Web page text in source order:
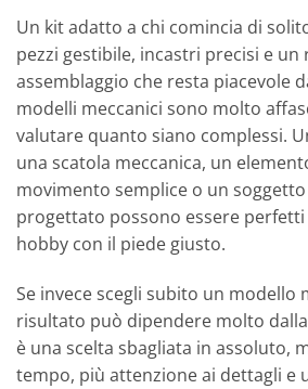
Un kit adatto a chi comincia di
pezzi gestibile, incastri precisi e un
assemblaggio che resta piacevole
modelli meccanici sono molto
valutare quanto siano complessi.
una scatola meccanica, un
movimento semplice o un
progettato possono essere
hobby con il piede giusto.
Se invece scegli subito un modello
risultato può dipendere molto
è una scelta sbagliata in assoluto,
tempo, più attenzione ai dettagli e